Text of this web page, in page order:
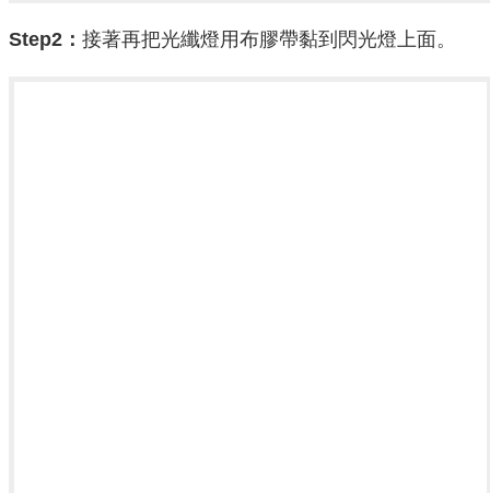
Step2： 接著再把光纖燈用布膠帶黏到閃光燈上面。